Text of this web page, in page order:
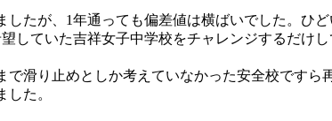
たが、1年通っても偏差値は横ばいでした。ひ
していた吉祥女子中学校をチャレンジするだ
で滑り止めとしか考えていなかった安全校です
た。